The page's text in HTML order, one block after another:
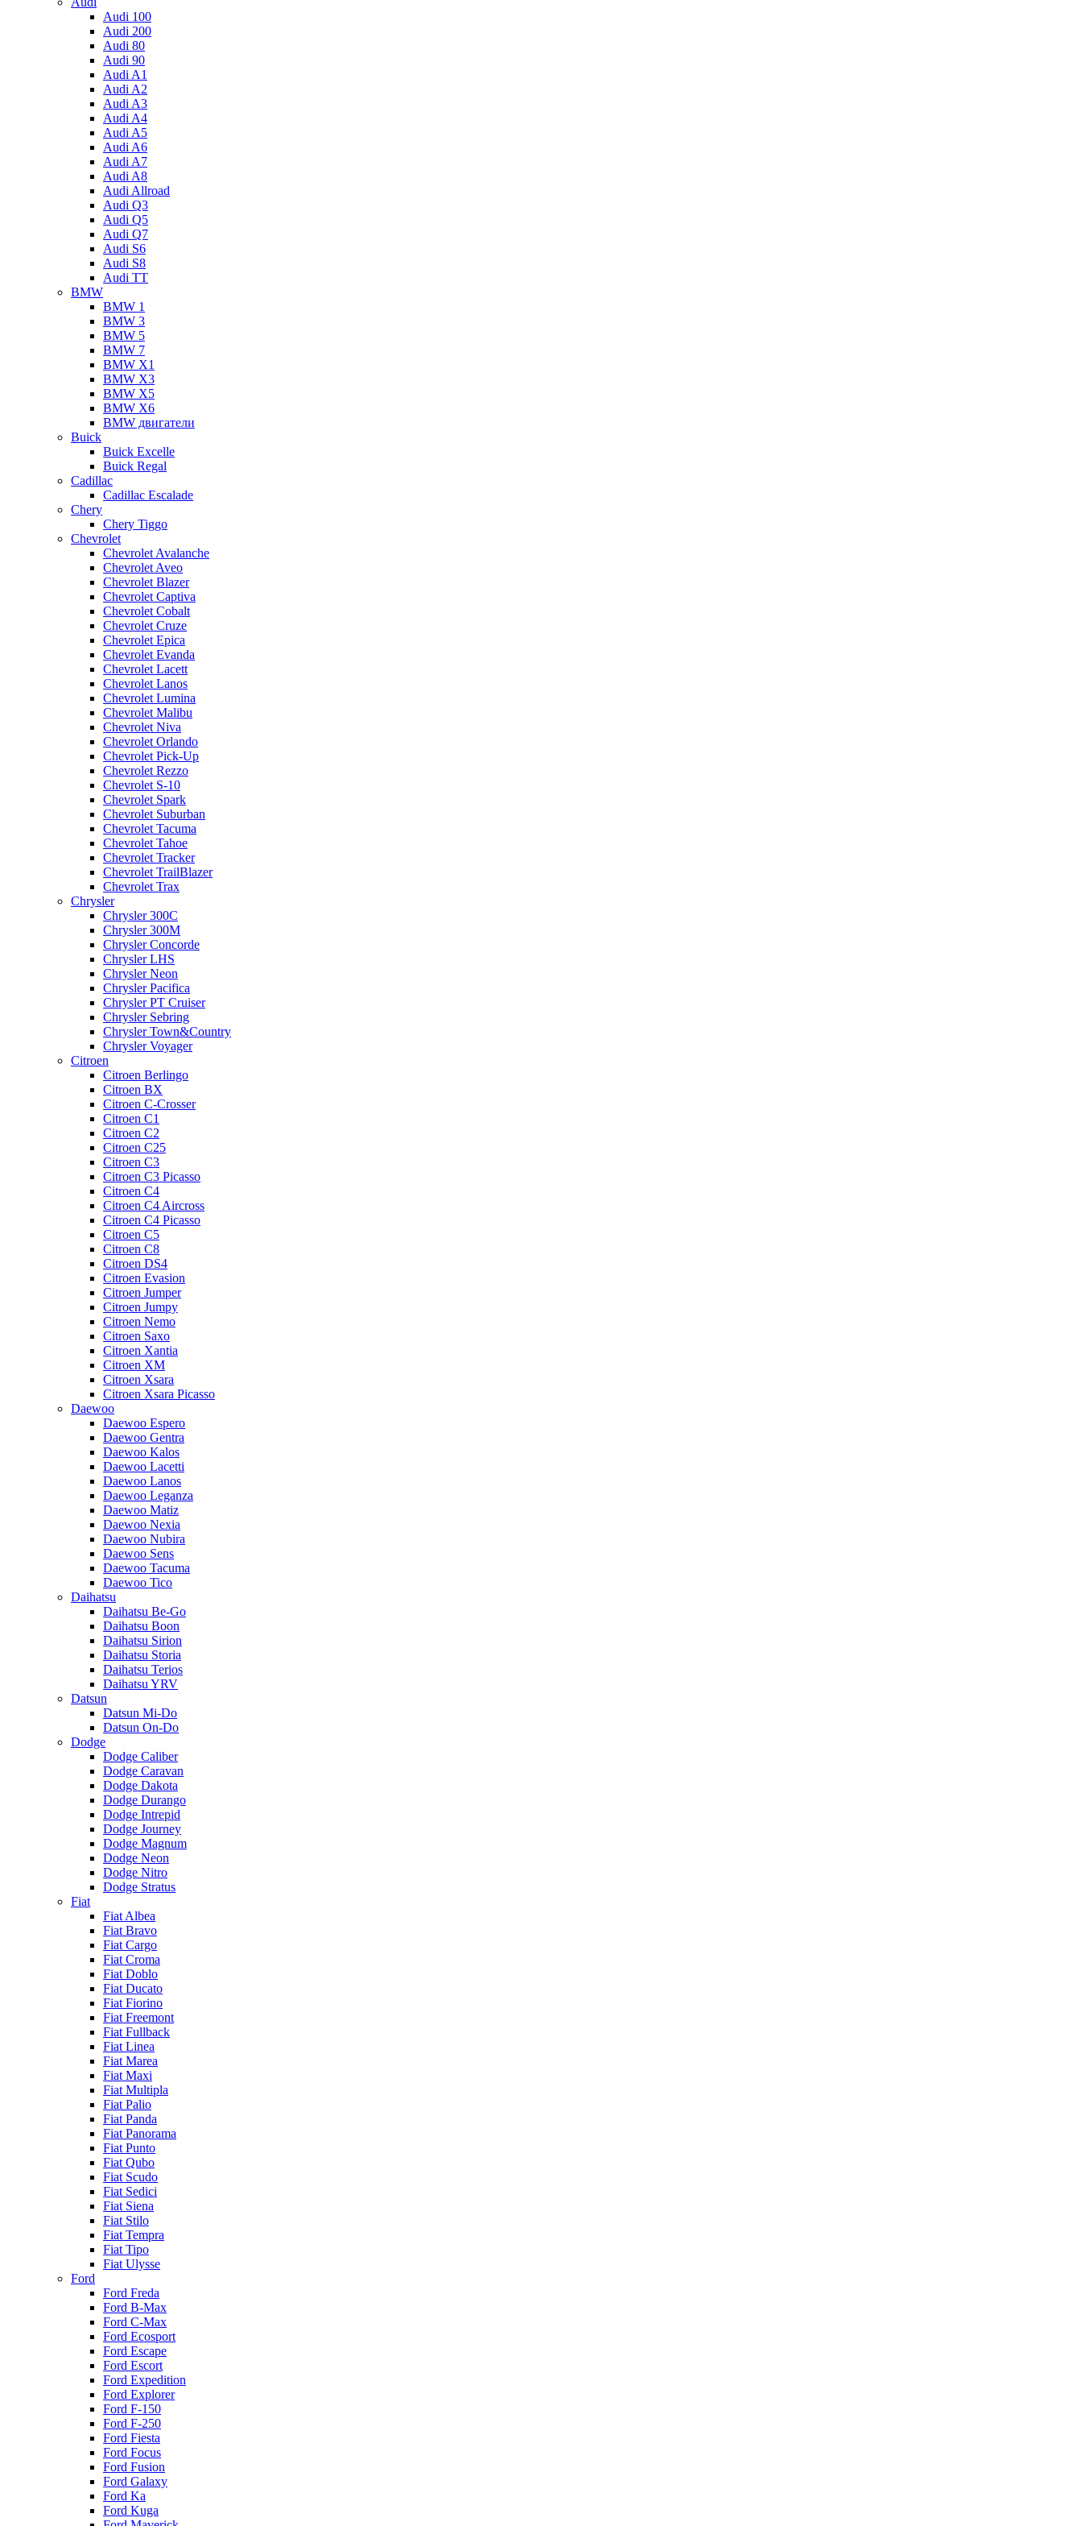
Audi 100
Audi 200
Audi 80
Audi 90
Audi A1
Audi A2
Audi A3
Audi A4
Audi A5
Audi A6
Audi A7
Audi A8
Audi Allroad
Audi Q3
Audi Q5
Audi Q7
Audi S6
Audi S8
Audi TT
BMW
BMW 1
BMW 3
BMW 5
BMW 7
BMW X1
BMW X3
BMW X5
BMW X6
BMW двигатели
Buick
Buick Excelle
Buick Regal
Cadillac
Cadillac Escalade
Chery
Chery Tiggo
Chevrolet
Chevrolet Avalanche
Chevrolet Aveo
Chevrolet Blazer
Chevrolet Captiva
Chevrolet Cobalt
Chevrolet Cruze
Chevrolet Epica
Chevrolet Evanda
Chevrolet Lacett
Chevrolet Lanos
Chevrolet Lumina
Chevrolet Malibu
Chevrolet Niva
Chevrolet Orlando
Chevrolet Pick-Up
Chevrolet Rezzo
Chevrolet S-10
Chevrolet Spark
Chevrolet Suburban
Chevrolet Tacuma
Chevrolet Tahoe
Chevrolet Tracker
Chevrolet TrailBlazer
Chevrolet Trax
Chrysler
Chrysler 300C
Chrysler 300M
Chrysler Concorde
Chrysler LHS
Chrysler Neon
Chrysler Pacifica
Chrysler PT Cruiser
Chrysler Sebring
Chrysler Town&Country
Chrysler Voyager
Citroen
Citroen Berlingo
Citroen BX
Citroen C-Crosser
Citroen C1
Citroen C2
Citroen C25
Citroen C3
Citroen C3 Picasso
Citroen C4
Citroen C4 Aircross
Citroen C4 Picasso
Citroen C5
Citroen C8
Citroen DS4
Citroen Evasion
Citroen Jumper
Citroen Jumpy
Citroen Nemo
Citroen Saxo
Citroen Xantia
Citroen XM
Citroen Xsara
Citroen Xsara Picasso
Daewoo
Daewoo Espero
Daewoo Gentra
Daewoo Kalos
Daewoo Lacetti
Daewoo Lanos
Daewoo Leganza
Daewoo Matiz
Daewoo Nexia
Daewoo Nubira
Daewoo Sens
Daewoo Tacuma
Daewoo Tico
Daihatsu
Daihatsu Be-Go
Daihatsu Boon
Daihatsu Sirion
Daihatsu Storia
Daihatsu Terios
Daihatsu YRV
Datsun
Datsun Mi-Do
Datsun On-Do
Dodge
Dodge Caliber
Dodge Caravan
Dodge Dakota
Dodge Durango
Dodge Intrepid
Dodge Journey
Dodge Magnum
Dodge Neon
Dodge Nitro
Dodge Stratus
Fiat
Fiat Albea
Fiat Bravo
Fiat Cargo
Fiat Croma
Fiat Doblo
Fiat Ducato
Fiat Fiorino
Fiat Freemont
Fiat Fullback
Fiat Linea
Fiat Marea
Fiat Maxi
Fiat Multipla
Fiat Palio
Fiat Panda
Fiat Panorama
Fiat Punto
Fiat Qubo
Fiat Scudo
Fiat Sedici
Fiat Siena
Fiat Stilo
Fiat Tempra
Fiat Tipo
Fiat Ulysse
Ford
Ford Freda
Ford B-Max
Ford C-Max
Ford Ecosport
Ford Escape
Ford Escort
Ford Expedition
Ford Explorer
Ford F-150
Ford F-250
Ford Fiesta
Ford Focus
Ford Fusion
Ford Galaxy
Ford Ka
Ford Kuga